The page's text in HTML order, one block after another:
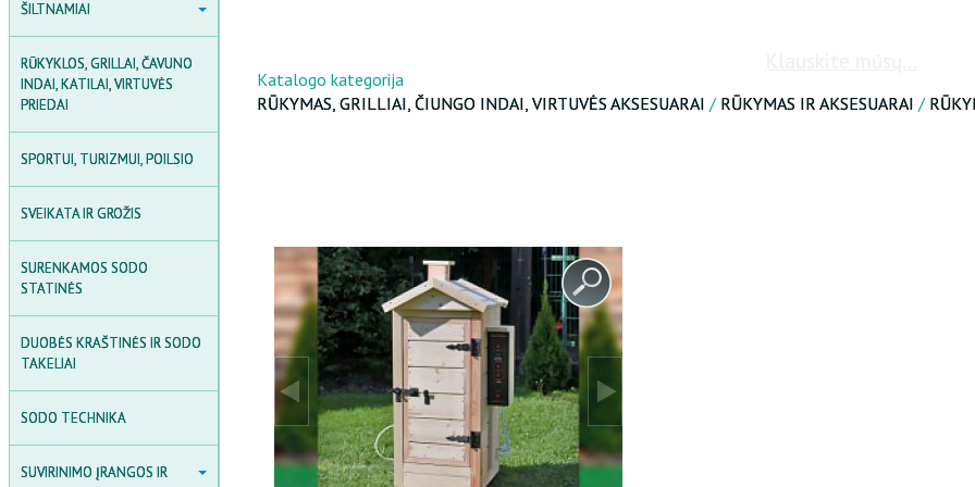
ŠILTNAMIAI
POLIKARBONATINIAI
ŠILTNAMIAI
AGROPLĖVĖS IR PLĖVĖS
SODO DARŽELIAI
RŪKYKLOS, GRILLAI, ČAVUNO
INDAI, KATILAI, VIRTUVĖS
PRIEDAI
SPORTUI, TURIZMUI, POILSIO
SVEIKATA IR GROŽIS
SURENKAMOS SODO
STATINĖS
DUOBĖS KRAŠTINĖS IR SODO
TAKELIAI
SODO TECHNIKA
SUVIRINIMO ĮRANGOS IR
SUVIRINIMO ĮRANGOS IR
Katalogo kategorija
RŪKYMAS, GRILLIAI, ČIUNGO INDAI, VIRTUVĖS AKSESUARAI / RŪKYMAS IR AKSESUARAI /